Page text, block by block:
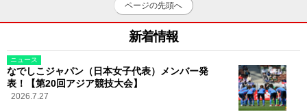
ページの先頭へ
新着情報
ニュース
なでしこジャパン（日本女子代表）メンバー発
表！【第20回アジア競技大会】
2026.7.27